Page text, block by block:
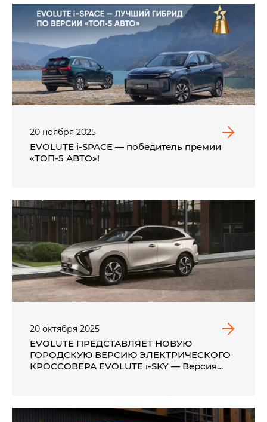
20 ноября 2025
EVOLUTE i‑SPACE — победитель премии
«ТОП-5 АВТО»!
20 октября 2025
EVOLUTE ПРЕДСТАВЛЯЕТ НОВУЮ
ГОРОДСКУЮ ВЕРСИЮ ЭЛЕКТРИЧЕСКОГО
КРОССОВЕРА EVOLUTE i‑SKY — Версия